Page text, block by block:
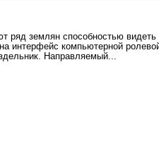
ряд землян способностью
интерфейс компьютерной
Направляемый...